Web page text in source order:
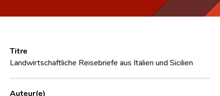
Recherche avancée
CNL
Équipe scientifique
Titre
Landwirtschaftliche Reisebriefe aus Italien und Sicilien
Auteur(e)